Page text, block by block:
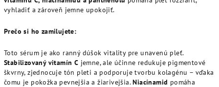
vyhladiť a zároveň jemne upokojiť.
Prečo si ho zamilujete:
Toto sérum je ako ranný dúšok vitality pre unavenú pleť.
Stabilizovaný vitamín C jemne, ale účinne redukuje pigmentové
škvrny, zjednocuje tón pleti a podporuje tvorbu kolagénu – vďaka
čomu je pokožka pevnejšia a žiarivejšia.Niacínamid pomáha